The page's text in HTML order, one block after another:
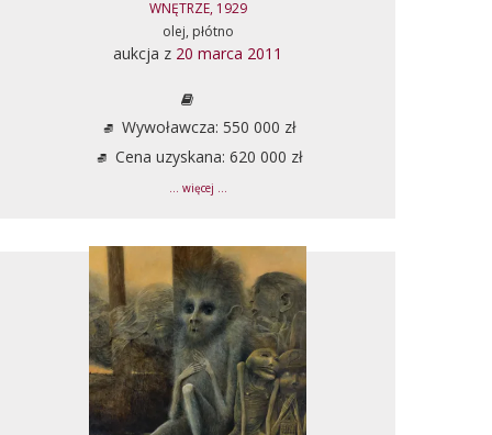
WNĘTRZE, 1929
olej, płótno
aukcja z 20 marca 2011
Wywoławcza: 550 000 zł
Cena uzyskana: 620 000 zł
... więcej ...